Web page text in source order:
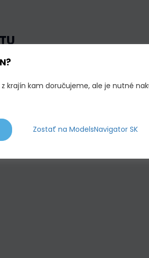
model športového auta TATRA 815
krajín kam doručujeme, ale je nutné
Zostať na ModelsNavigator SK